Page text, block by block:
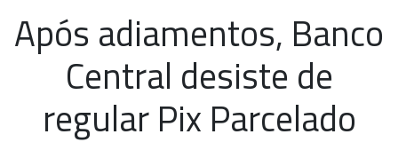
Após adiamentos, Banco
Central desiste de
regular Pix Parcelado